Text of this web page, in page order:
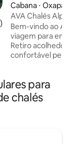
avaliação média
Cabana ⋅
AVA Chalés
Bem-vindo ao
viagem para
Retiro acolhedor,
confortável perto
garagem incluídos. ✔ Check-in a
das 6h ou antes.
para o✔
para
chalés